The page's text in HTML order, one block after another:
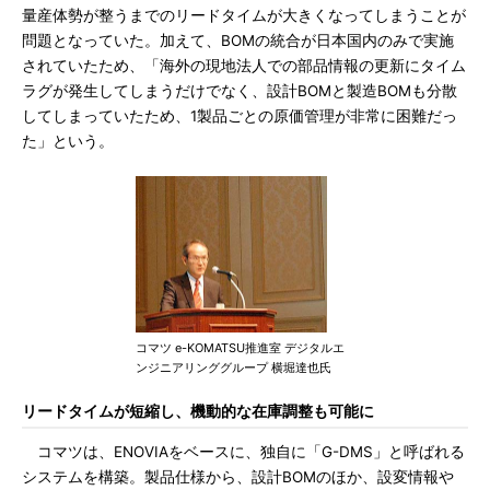
量産体勢が整うまでのリードタイムが大きくなってしまうことが
問題となっていた。加えて、BOMの統合が日本国内のみで実施
されていたため、「海外の現地法人での部品情報の更新にタイム
ラグが発生してしまうだけでなく、設計BOMと製造BOMも分散
してしまっていたため、1製品ごとの原価管理が非常に困難だっ
た」という。
コマツ e-KOMATSU推進室 デジタルエ
ンジニアリンググループ 横堀達也氏
リードタイムが短縮し、機動的な在庫調整も可能に
コマツは、ENOVIAをベースに、独自に「G-DMS」と呼ばれる
システムを構築。製品仕様から、設計BOMのほか、設変情報や